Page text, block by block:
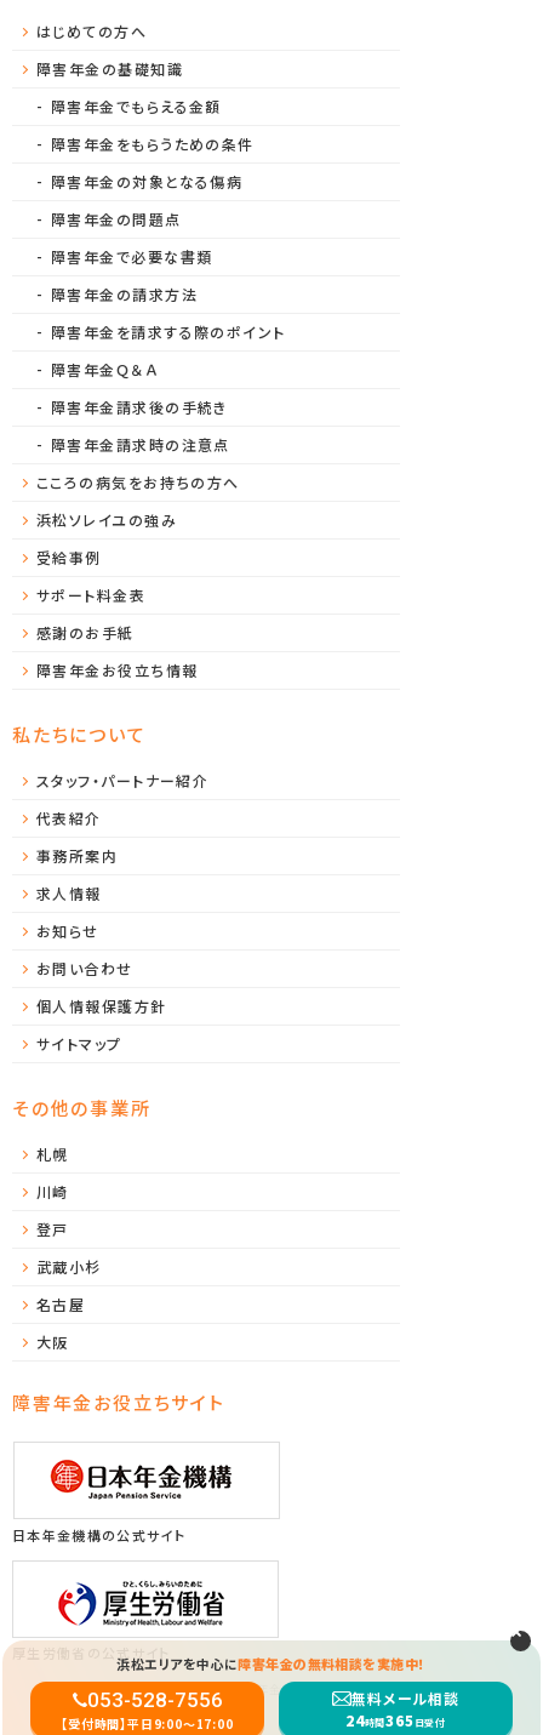
はじめての方へ
障害年金の基礎知識
障害年金でもらえる金額
障害年金をもらうための条件
障害年金の対象となる傷病
障害年金の問題点
障害年金で必要な書類
障害年金の請求方法
障害年金を請求する際のポイント
障害年金Ｑ＆Ａ
障害年金請求後の手続き
障害年金請求時の注意点
こころの病気をお持ちの方へ
浜松ソレイユの強み
受給事例
サポート料金表
感謝のお手紙
障害年金お役立ち情報
私たちについて
スタッフ・パートナー紹介
代表紹介
事務所案内
求人情報
お知らせ
お問い合わせ
個人情報保護方針
サイトマップ
その他の事業所
札幌
川崎
登戸
武蔵小杉
名古屋
大阪
障害年金お役立ちサイト
日本年金機構の公式サイト
Copyright (C) 2025 浜松ソレイユ障害年金サポートセンター All Rights Reserved.
浜松エリアを中心に障害年金の無料相談を実施中！
053-528-7556
【受付時間】平日9:00〜17:00
無料メール相談
24時間365日受付